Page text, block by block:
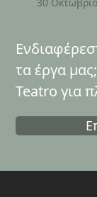
τα έργα
Teatro για